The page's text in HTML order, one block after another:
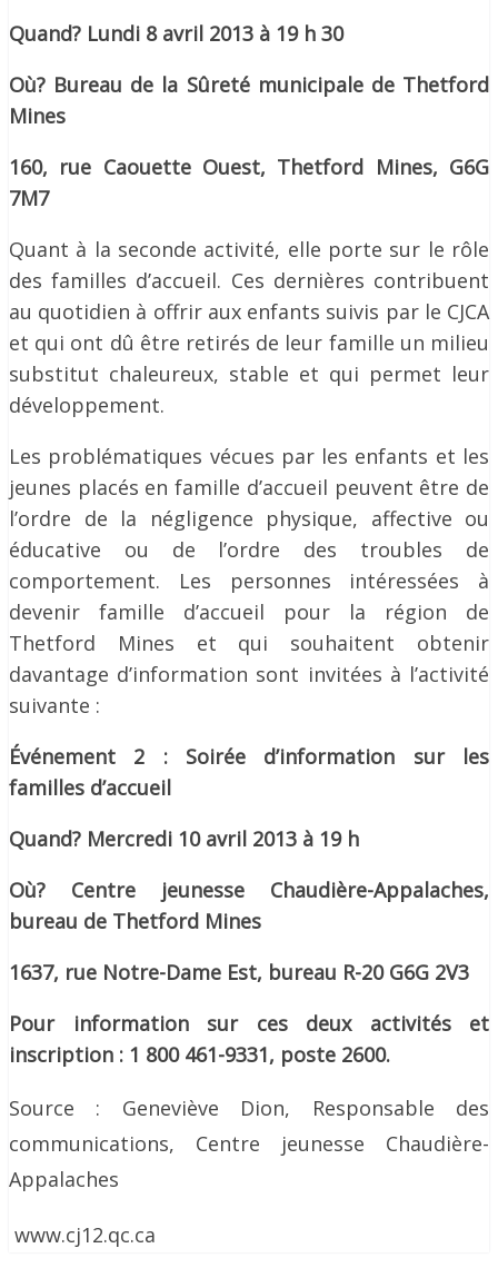
Quand? Lundi 8 avril 2013 à 19 h 30
Où? Bureau de la Sûreté municipale de Thetford
Mines
160, rue Caouette Ouest, Thetford Mines, G6G
7M7
Quant à la seconde activité, elle porte sur le rôle
des familles d’accueil. Ces dernières contribuent
au quotidien à offrir aux enfants suivis par le CJCA
et qui ont dû être retirés de leur famille un milieu
substitut chaleureux, stable et qui permet leur
développement.
Les problématiques vécues par les enfants et les
jeunes placés en famille d’accueil peuvent être de
l’ordre de la négligence physique, affective ou
éducative ou de l’ordre des troubles de
comportement. Les personnes intéressées à
devenir famille d’accueil pour la région de
Thetford Mines et qui souhaitent obtenir
davantage d’information sont invitées à l’activité
suivante :
Événement 2 : Soirée d’information sur les
familles d’accueil
Quand? Mercredi 10 avril 2013 à 19 h
Où? Centre jeunesse Chaudière-Appalaches,
bureau de Thetford Mines
1637, rue Notre-Dame Est, bureau R-20 G6G 2V3
Pour information sur ces deux activités et
inscription : 1 800 461-9331, poste 2600.
Source : Geneviève Dion, Responsable des
communications, Centre jeunesse Chaudière-
Appalaches
www.cj12.qc.ca